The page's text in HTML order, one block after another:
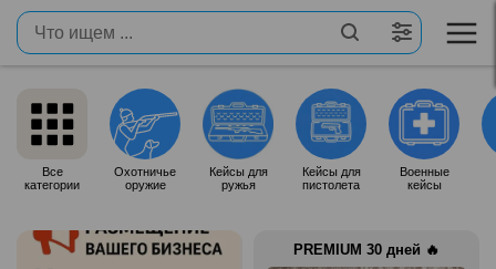
Все
категории
Охотничье
оружие
Кейсы для
ружья
Кейсы для
пистолета
Военные
кейсы
PREMIUM 30 дней 🔥